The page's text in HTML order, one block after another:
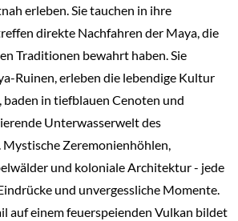
erleben. Sie tauchen in ihre
direkte Nachfahren der Maya, die
Traditionen bewahrt haben. Sie
Ruinen, erleben die lebendige Kultur
in tiefblauen Cenoten und
Unterwasserwelt des
Mystische Zeremonienhöhlen,
und koloniale Architektur - jede
und unvergessliche Momente.
auf einem feuerspeienden Vulkan bildet